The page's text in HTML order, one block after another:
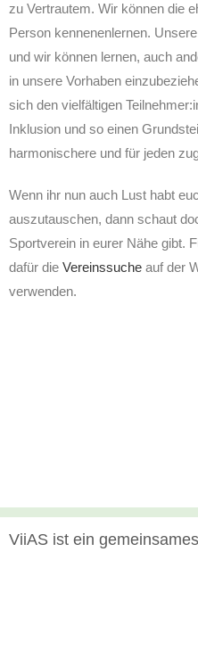
zu Vertrautem. Wir können die
Person kennenenlernen.
und wir können lernen, auch
in unsere Vorhaben
sich den vielfältigen
Inklusion und so einen
harmonischere und für jeden
Wenn ihr nun auch Lust habt
auszutauschen, dann schaut
Sportverein in eurer Nähe gibt.
dafür die Vereinssuche auf der
verwenden.
ViiAS ist ein